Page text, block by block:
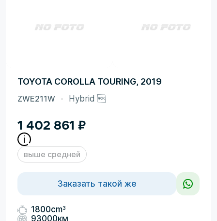
TOYOTA COROLLA TOURING, 2019
ZWE211W Hybrid 
1 402 861 ₽
выше средней
Заказать такой же
1800cm3
93000км